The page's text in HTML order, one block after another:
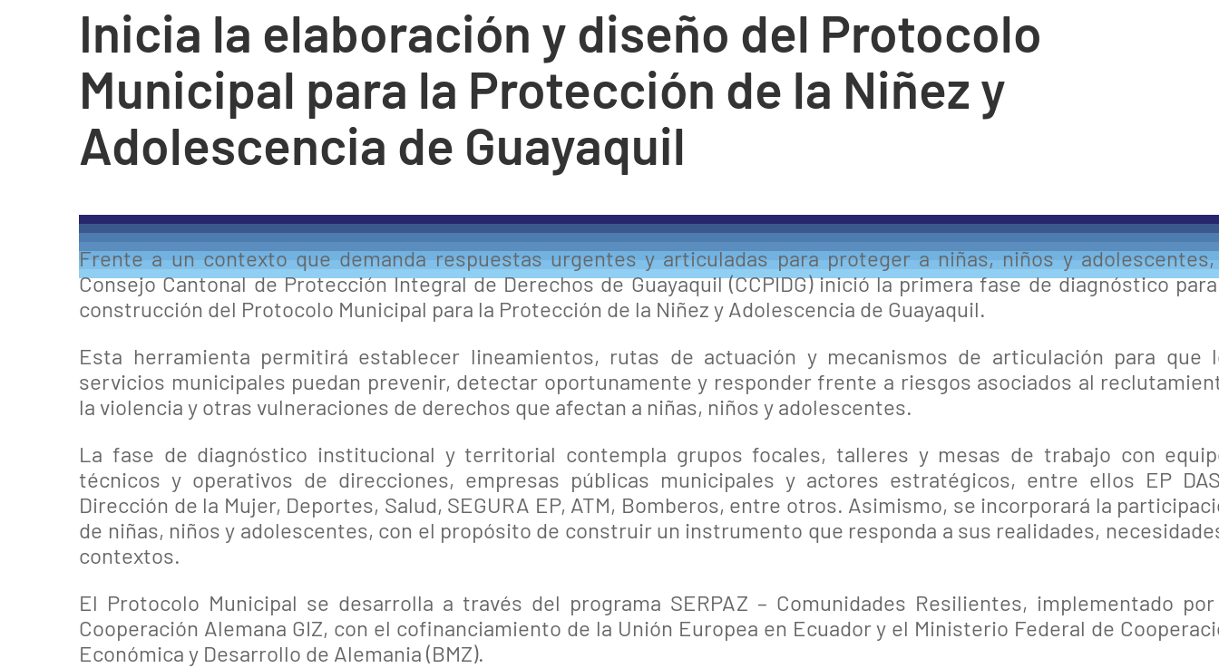
Inicia la elaboración y diseño del Protocolo
Municipal para la Protección de la Niñez y
Adolescencia de Guayaquil
Frente a un contexto que demanda respuestas urgentes y articuladas para proteger a niñas, niños y
Consejo Cantonal de Protección Integral de Derechos de Guayaquil (CCPIDG) inició la primera fase de diagnóstico
construcción del Protocolo Municipal para la Protección de la Niñez y Adolescencia de Guayaquil.
Esta herramienta permitirá establecer lineamientos, rutas de actuación y mecanismos de articulación para que
servicios municipales puedan prevenir, detectar oportunamente y responder frente a riesgos asociados al
la violencia y otras vulneraciones de derechos que afectan a niñas, niños y adolescentes.
La fase de diagnóstico institucional y territorial contempla grupos focales, talleres y mesas de trabajo con
técnicos y operativos de direcciones, empresas públicas municipales y actores estratégicos, entre ellos EP
Dirección de la Mujer, Deportes, Salud, SEGURA EP, ATM, Bomberos, entre otros. Asimismo, se incorporará la
de niñas, niños y adolescentes, con el propósito de construir un instrumento que responda a sus realidades,
contextos.
El Protocolo Municipal se desarrolla a través del programa SERPAZ – Comunidades Resilientes, implementado
Cooperación Alemana GIZ, con el cofinanciamiento de la Unión Europea en Ecuador y el Ministerio Federal de
Económica y Desarrollo de Alemania (BMZ).